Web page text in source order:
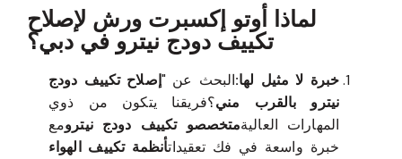
لماذا أوتو إكسبرت ورش لإصلاح
تكييف دودج نيترو في دبي؟
خبرة لا مثيل لها:البحث عن "إصلاح تكييف دودج
نيترو بالقرب مني؟فريقنا يتكون من ذوي
المهارات العاليةمتخصصو تكييف دودج نيترومع
خبرة واسعة في فك تعقيداتأنظمة تكييف الهواء